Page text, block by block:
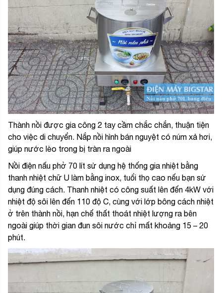
Thành nồi được gia công 2 tay cầm chắc chắn, thuận tiện
cho việc di chuyển. Nắp nồi hình bán nguyệt có núm xả hơi,
giúp nước lèo trong bị tràn ra ngoài
Nồi điện nấu phở 70 lít sử dụng hệ thống gia nhiệt bằng
thanh nhiệt chữ U làm bằng inox, tuổi thọ cao nếu bạn sử
dụng đúng cách. Thanh nhiệt có công suất lên đến 4kW với
nhiệt độ sôi lên đến 110 độ C, cùng với lớp bông cách nhiệt
ở trên thành nồi, hạn chế thất thoát nhiệt lượng ra bên
ngoài giúp thời gian đun sôi nước chỉ mất khoảng 15 – 20
phút.